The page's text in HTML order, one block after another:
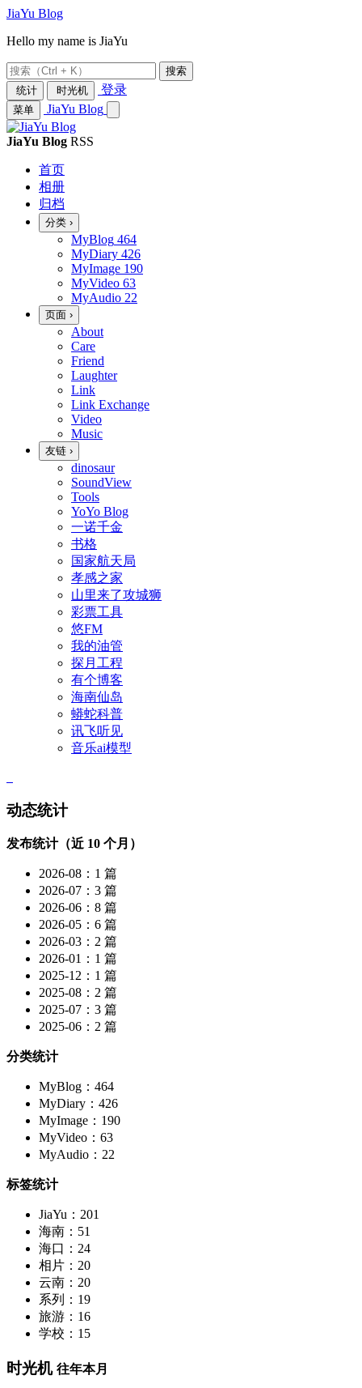
JiaYu Blog
Hello my name is JiaYu
搜索
统计
时光机 登录
菜单 JiaYu Blog
JiaYu Blog RSS
首页
相册
归档
分类 ›
MyBlog 464
MyDiary 426
MyImage 190
MyVideo 63
MyAudio 22
页面 ›
About
Care
Friend
Laughter
Link
Link Exchange
Video
Music
友链 ›
dinosaur
SoundView
Tools
YoYo Blog
一诺千金
书格
国家航天局
孝感之家
山里来了攻城狮
彩票工具
悠FM
我的油管
探月工程
有个博客
海南仙岛
蟒蛇科普
讯飞听见
音乐ai模型
动态统计
发布统计（近 10 个月）
2026-08：1 篇
2026-07：3 篇
2026-06：8 篇
2026-05：6 篇
2026-03：2 篇
2026-01：1 篇
2025-12：1 篇
2025-08：2 篇
2025-07：3 篇
2025-06：2 篇
分类统计
MyBlog：464
MyDiary：426
MyImage：190
MyVideo：63
MyAudio：22
标签统计
JiaYu：201
海南：51
海口：24
相片：20
云南：20
系列：19
旅游：16
学校：15
时光机 往年本月